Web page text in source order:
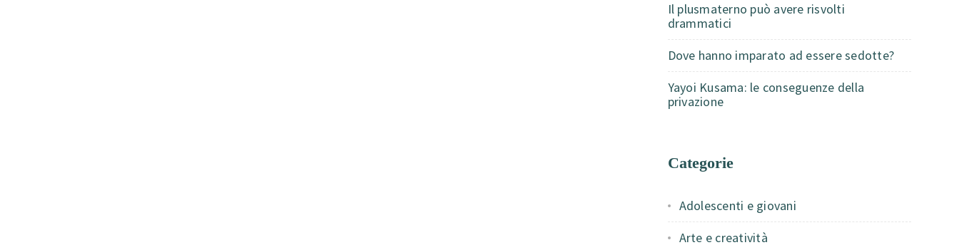
Il plusmaterno può avere risvolti
drammatici
Dove hanno imparato ad essere sedotte?
Yayoi Kusama: le conseguenze della
privazione
Categorie
Adolescenti e giovani
Arte e creatività